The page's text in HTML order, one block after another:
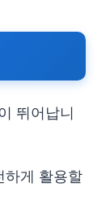
뛰어납니
하게 활용할